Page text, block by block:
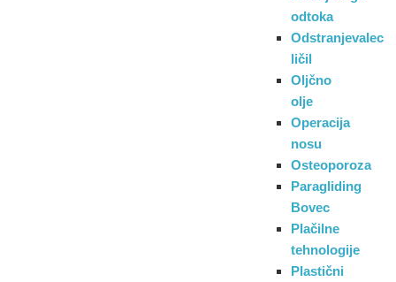
odtoka
Odstranjevalec
ličil
Oljčno
olje
Operacija
nosu
Osteoporoza
Paragliding
Bovec
Plačilne
tehnologije
Plastični